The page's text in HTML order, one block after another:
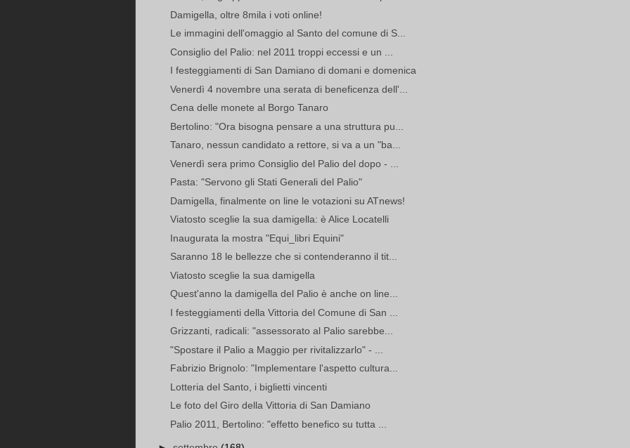
Damigella, oltre 8mila i voti online!
Le immagini dell'omaggio al Santo del comune di S...
Consiglio del Palio: nel 2011 troppi eccessi e un ...
I festeggiamenti di San Damiano di domani e domenica
Venerdì 4 novembre una serata di beneficenza dell'...
Cena delle monete al Borgo Tanaro
Bertolino: "Ora bisogna pensare a una struttura pu...
Tanaro, nessun candidato a rettore, si va a un "ba...
Venerdì sera primo Consiglio del Palio del dopo - ...
Pasta: "Servono gli Stati Generali del Palio"
Damigella, finalmente on line le votazioni su ATnews!
Viatosto sceglie la sua damigella: è Alice Locatelli
Inaugurata la mostra "Equi_libri Equini"
Saranno 18 le bellezze che si contenderanno il tit...
Viatosto sceglie la sua damigella
Quest'anno la damigella del Palio è anche on line...
I festeggiamenti della Vittoria del Comune di San ...
Grizzanti, radicali: "assessorato al Palio sarebbe...
"Spostare il Palio a Maggio per rivitalizzarlo" - ...
Fabrizio Brignolo: "Implementare l'aspetto cultura...
Lotteria del Santo, i biglietti vincenti
Le foto del Giro della Vittoria di San Damiano
Palio 2011, Bertolino: "effetto benefico su tutta ...